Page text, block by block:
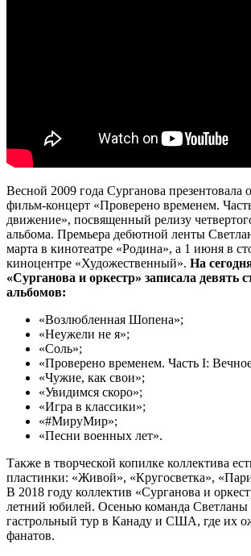
Весной 2009 года Сурганова презентовала
фильм-концерт «Проверено временем.
движение», посвященный релизу
альбома. Премьера дебютной ленты
марта в кинотеатре «Родина», а 1 июня в
киноцентре «Художественный». На
«Сурганова и оркестр» записала девять
альбомов:
«Возлюбленная Шопена»;
«Неужели не я»;
«Соль»;
«Проверено временем. Часть I:
«Чужие, как свои»;
«Увидимся скоро»;
«Игра в классики»;
«#МируМир»;
«Песни военных лет».
Также в творческой копилке коллектива
пластинки: «Живой», «Кругосветка»,
В 2018 году коллектив «Сурганова и
летний юбилей. Осенью команда Светланы
гастрольный тур в Канаду и США, где их
фанатов.